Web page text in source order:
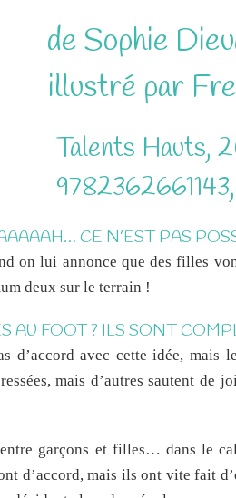
de Sophie
illustré par
Talents Hauts,
CE N’EST PAS
on lui annonce que des filles
deux sur le terrain !
AU FOOT ? ILS SONT
d’accord avec cette idée,
mais d’autres sautent
garçons et filles… dans le
d’accord, mais ils ont vite fait